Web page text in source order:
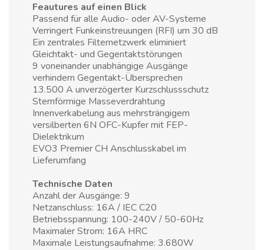
Feautures auf einen Blick
Passend für alle Audio- oder AV-Systeme
Verringert Funkeinstreuungen (RFI) um 30 dB
Ein zentrales Filternetzwerk eliminiert
Gleichtakt- und Gegentaktstörungen
9 voneinander unabhängige Ausgänge
verhindern Gegentakt-Übersprechen
13.500 A unverzögerter Kurzschlussschutz
Sternförmige Masseverdrahtung
Innenverkabelung aus mehrsträngigem
versilberten 6N OFC-Kupfer mit FEP-
Dielektrikum
EVO3 Premier CH Anschlusskabel im
Lieferumfang
Technische Daten
Anzahl der Ausgänge: 9
Netzanschluss: 16A / IEC C20
Betriebsspannung: 100-240V / 50-60Hz
Maximaler Strom: 16A HRC
Maximale Leistungsaufnahme: 3.680W